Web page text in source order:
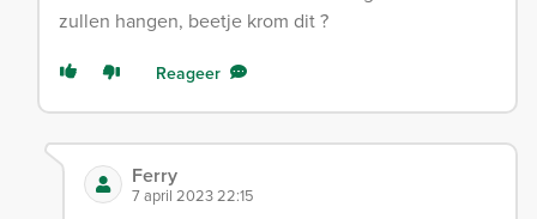
zullen hangen, beetje krom dit ?
Reageer
Ferry
7 april 2023 22:15